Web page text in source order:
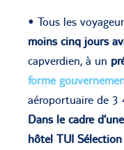
• Tous les
moins cinq jours
capverdien, à un
forme
aéroportuaire de 3
Dans le cadre
hôtel TUI